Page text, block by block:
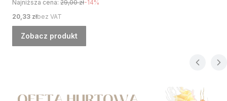
Najniższa cena: 29,00 zł-14%
Cena
20,33 złbez VAT
Zobacz produkt